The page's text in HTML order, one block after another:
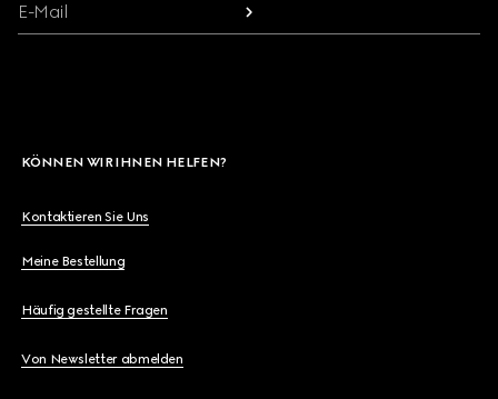
E-Mail
KÖNNEN WIR IHNEN HELFEN?
Kontaktieren Sie Uns
Meine Bestellung
Häufig gestellte Fragen
Von Newsletter abmelden